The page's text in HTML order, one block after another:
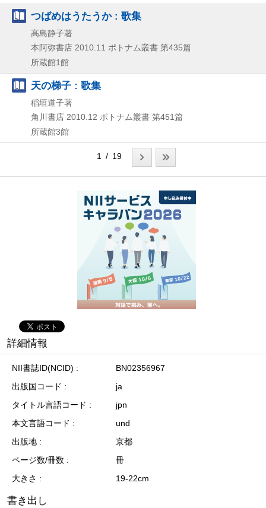
つばめはうたうか : 歌集
高島静子著
本阿弥書店 2010.11 ポトナム叢書 第435篇
所蔵館1館
天の梯子 : 歌集
稲垣道子著
角川書店 2010.12 ポトナム叢書 第451篇
所蔵館3館
1 / 19
詳細情報
NII書誌ID(NCID)
BN02356967
出版国コード
ja
タイトル言語コード
jpn
本文言語コード
und
出版地
京都
ページ数/冊数
冊
大きさ
19-22cm
書き出し